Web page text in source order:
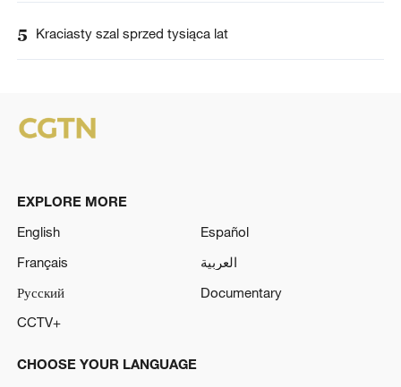
5 Kraciasty szal sprzed tysiąca lat
EXPLORE MORE
English
Español
Français
العربية
Русский
Documentary
CCTV+
CHOOSE YOUR LANGUAGE